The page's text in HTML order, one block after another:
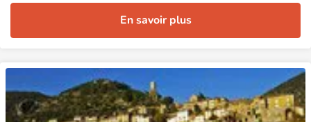
En savoir plus